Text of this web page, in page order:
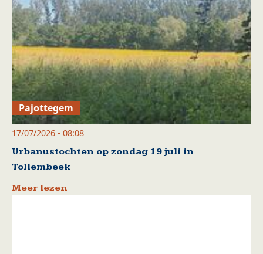
Pajottegem
17/07/2026 - 08:08
Urbanustochten op zondag 19 juli in
Tollembeek
Meer lezen